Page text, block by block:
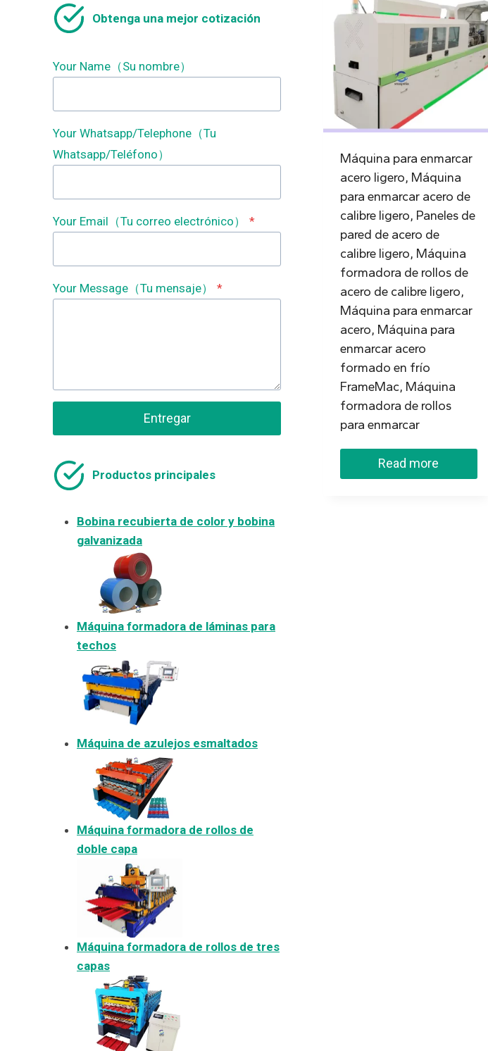
Máquina para enmarcar
acero ligero, Máquina
para enmarcar acero de
calibre ligero, Paneles de
pared de acero de
calibre ligero, Máquina
formadora de rollos de
acero de calibre ligero,
Máquina para enmarcar
acero, Máquina para
enmarcar acero
formado en frío
FrameMac, Máquina
formadora de rollos
para enmarcar
Read more
Obtenga una mejor cotización
Your Name（Su nombre）
Your Whatsapp/Telephone（Tu
Whatsapp/Teléfono）
Your Email（Tu correo electrónico） *
Your Message（Tu mensaje） *
Entregar
Productos principales
Bobina recubierta de color y bobina
galvanizada
Máquina formadora de láminas para
techos
Máquina de azulejos esmaltados
Máquina formadora de rollos de
doble capa
Máquina formadora de rollos de tres
capas